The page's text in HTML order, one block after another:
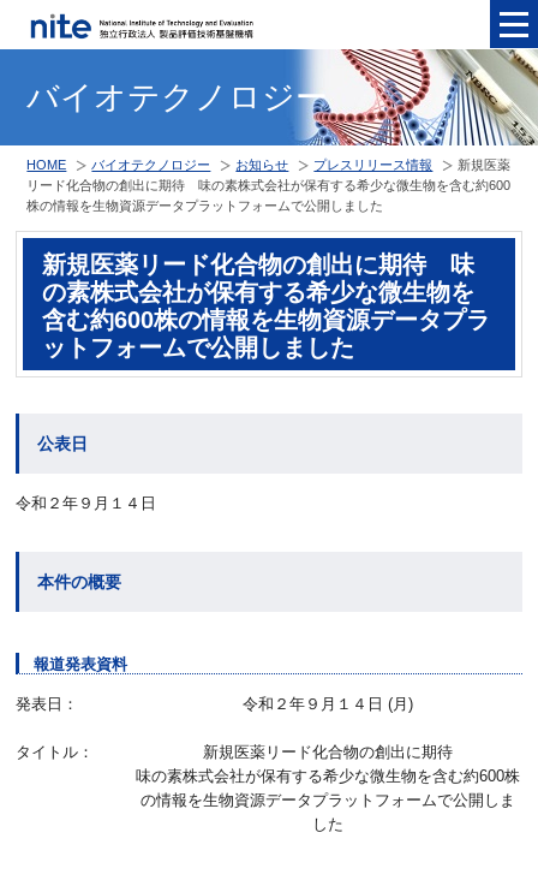
バイオテクノロジー
HOME バイオテクノロジー お知らせ プレスリリース情報
新規医薬
リード化合物の創出に期待 味の素株式会社が保有する希少な微生物を含む約600
株の情報を生物資源データプラットフォームで公開しました
新規医薬リード化合物の創出に期待 味
の素株式会社が保有する希少な微生物を
含む約600株の情報を生物資源データプラ
ットフォームで公開しました
公表日
令和２年９月１４日
本件の概要
報道発表資料
発表日： 令和２年９月１４日 (月)
タイトル：
新規医薬リード化合物の創出に期待
味の素株式会社が保有する希少な微生物を含む約600株
の情報を生物資源データプラットフォームで公開しま
した